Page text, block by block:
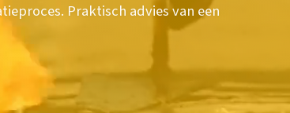
Praktisch advies van een